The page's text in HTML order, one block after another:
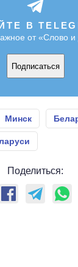
В
от «Слово и
Подписаться
Минск
Поделиться: